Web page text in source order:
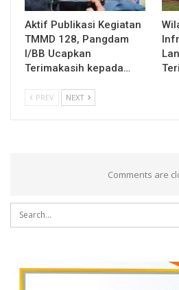
Aktif Publikasi Kegiatan
TMMD 128, Pangdam
I/BB Ucapkan
Terimakasih kepada…
PREV NEXT
Comments are